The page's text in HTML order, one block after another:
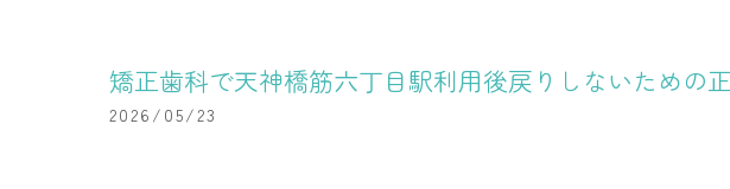
矯正歯科で天神橋筋六丁目駅利用後戻りしないための
2026/05/23